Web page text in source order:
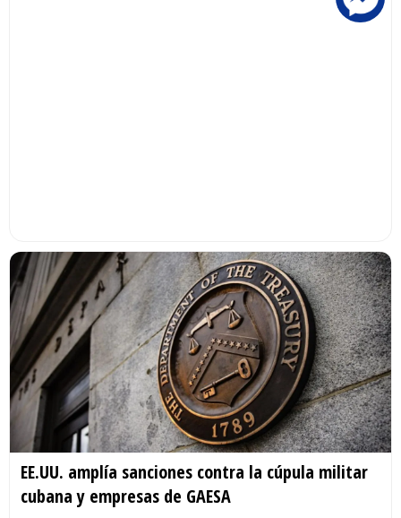
EE.UU. amplía sanciones contra la cúpula militar
cubana y empresas de GAESA